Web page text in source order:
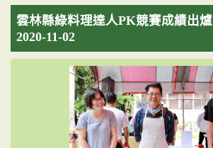
雲林縣綠料理達人PK競賽成績出爐
2020-11-02